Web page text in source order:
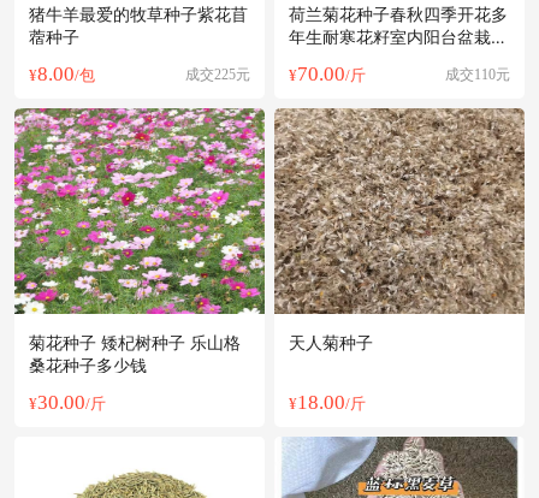
猪牛羊最爱的牧草种子紫花苜
蓿种子
¥8.00/包 成交225元
荷兰菊花种子春秋四季开花多
年生耐寒花籽室内阳台盆栽花
¥70.00/斤 成交110元
菊花种子 矮杞树种子 乐山格
桑花种子多少钱
¥30.00/斤
天人菊种子
¥18.00/斤